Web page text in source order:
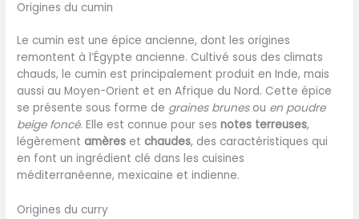
Origines du cumin
Le cumin est une épice ancienne, dont les origines
remontent à l’Égypte ancienne. Cultivé sous des climats
chauds, le cumin est principalement produit en Inde, mais
aussi au Moyen-Orient et en Afrique du Nord. Cette épice
se présente sous forme de graines brunesou en poudre
beige foncé. Elle est connue pour sesnotes terreuses,
légèrementamères etchaudes, des caractéristiques qui
en font un ingrédient clé dans les cuisines
méditerranéenne, mexicaine et indienne.
Origines du curry